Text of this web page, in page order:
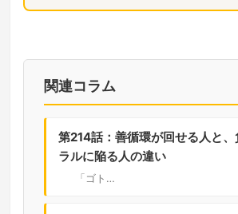
関連コラム
第214話：善循環が回せる人と、
ラルに陥る人の違い
「ゴト…